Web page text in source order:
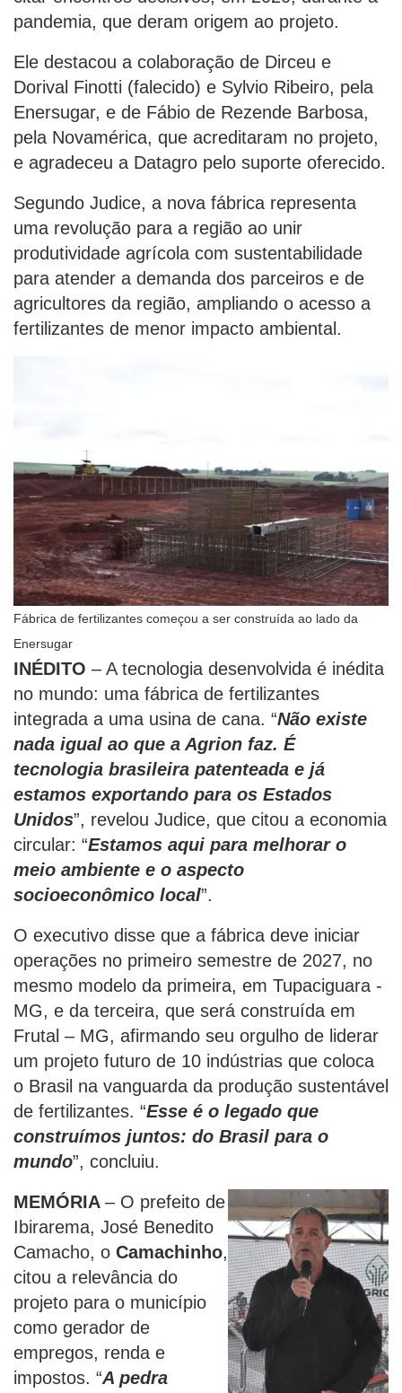
pandemia, que deram origem ao projeto.
Ele destacou a colaboração de Dirceu e
Dorival Finotti (falecido) e Sylvio Ribeiro, pela
Enersugar, e de Fábio de Rezende Barbosa,
pela Novamérica, que acreditaram no projeto,
e agradeceu a Datagro pelo suporte oferecido.
Segundo Judice, a nova fábrica representa
uma revolução para a região ao unir
produtividade agrícola com sustentabilidade
para atender a demanda dos parceiros e de
agricultores da região, ampliando o acesso a
fertilizantes de menor impacto ambiental.
Fábrica de fertilizantes começou a ser construída ao lado da
Enersugar
INÉDITO – A tecnologia desenvolvida é inédita
no mundo: uma fábrica de fertilizantes
integrada a uma usina de cana. “Não existe
nada igual ao que a Agrion faz. É
tecnologia brasileira patenteada e já
estamos exportando para os Estados
Unidos”, revelou Judice, que citou a economia
circular: “Estamos aqui para melhorar o
meio ambiente e o aspecto
socioeconômico local”.
O executivo disse que a fábrica deve iniciar
operações no primeiro semestre de 2027, no
mesmo modelo da primeira, em Tupaciguara -
MG, e da terceira, que será construída em
Frutal – MG, afirmando seu orgulho de liderar
um projeto futuro de 10 indústrias que coloca
o Brasil na vanguarda da produção sustentável
de fertilizantes. “Esse é o legado que
construímos juntos: do Brasil para o
mundo”, concluiu.
MEMÓRIA – O prefeito de
Ibirarema, José Benedito
Camacho, o Camachinho,
citou a relevância do
projeto para o município
como gerador de
empregos, renda e
impostos. “A pedra